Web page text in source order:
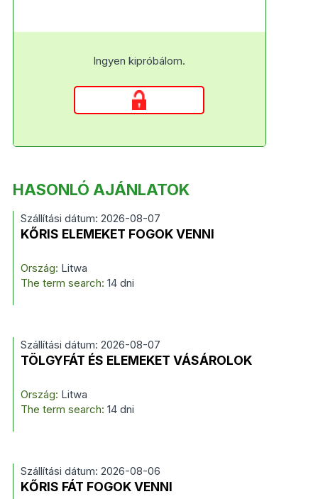
Ingyen kipróbálom.
HASONLÓ AJÁNLATOK
Szállítási dátum: 2026-08-07
KŐRIS ELEMEKET FOGOK VENNI
Ország: Litwa
The term search: 14 dni
Szállítási dátum: 2026-08-07
TÖLGYFÁT ÉS ELEMEKET VÁSÁROLOK
Ország: Litwa
The term search: 14 dni
Szállítási dátum: 2026-08-06
KŐRIS FÁT FOGOK VENNI